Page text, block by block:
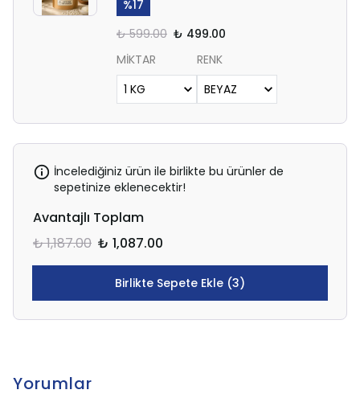
%17
₺ 599.00 ₺ 499.00
MİKTAR
RENK
İncelediğiniz ürün ile birlikte bu ürünler de
sepetinize eklenecektir!
Avantajlı Toplam
₺ 1,187.00 ₺ 1,087.00
Birlikte Sepete Ekle (3)
Yorumlar